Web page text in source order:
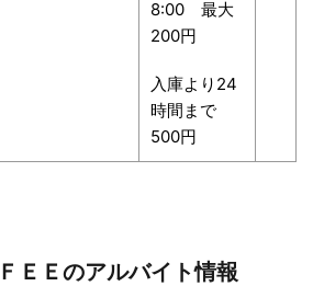
8:00 最大
200円
入庫より24
時間まで
500円
ＥＥのアルバイト情報